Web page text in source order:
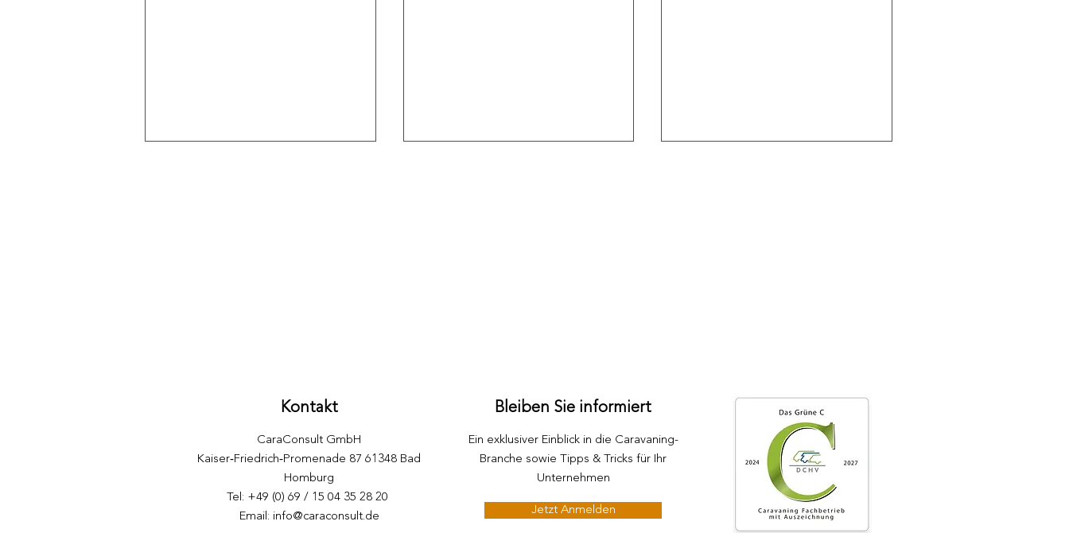
Kontakt
CaraConsult GmbH
​Kaiser‑Friedrich‑Promenade 87 61348 Bad
Homburg
Tel: +49 (0) 69 / 15 04 35 28 20
Email: info@caraconsult.de
Bleiben Sie informiert
Ein exklusiver Einblick in die Caravaning-
Branche sowie Tipps & Tricks für Ihr
Unternehmen
Jetzt Anmelden